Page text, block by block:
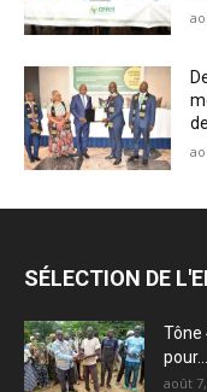
SÉLECTION DE
Tône
pour...
août